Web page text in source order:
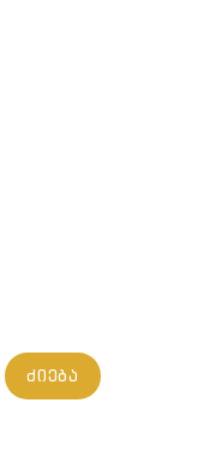
ᲫᲘᲔᲑᲐ